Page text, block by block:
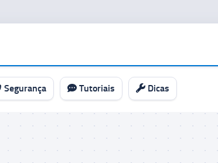
Segurança Tutoriais Dicas